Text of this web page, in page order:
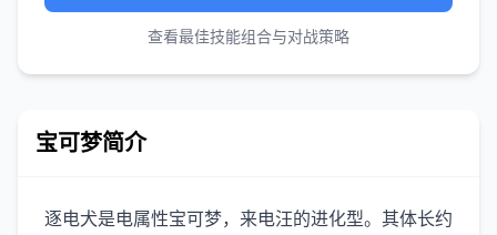
查看最佳技能组合与对战策略
宝可梦简介
逐电犬是电属性宝可梦，来电汪的进化型。其体长约